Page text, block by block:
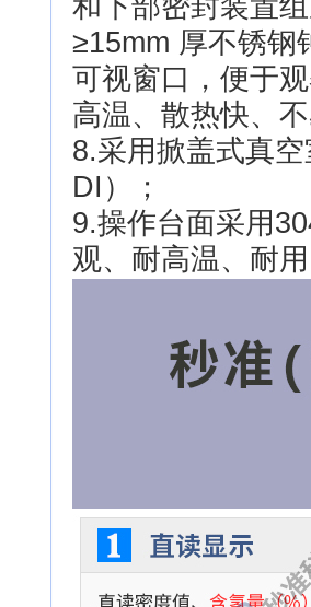
和下部密封装置
≥15mm 厚不锈钢
可视窗口，便于
高温、散热快、
8.采用掀盖式真
DI）；
9.操作台面采用
观、耐高温、耐